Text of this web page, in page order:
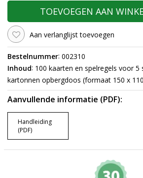
TOEVOEGEN AAN
Aan verlanglijst toevoegen
Bestelnummer: 002310
Inhoud: 100 kaarten en spelregels voor 5
kartonnen opbergdoos (formaat 150 x
Aanvullende informatie (PDF):
Handleiding
(PDF)